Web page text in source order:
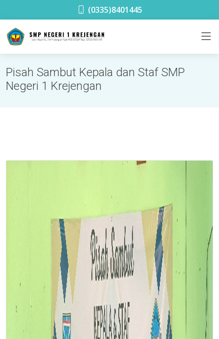
(0335)8401445
Pisah Sambut Kepala dan Staf SMP
Negeri 1 Krejengan